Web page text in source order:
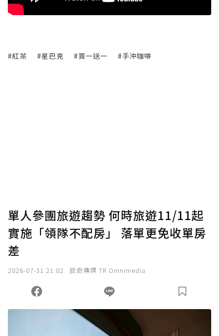
#紅茶 #星巴克 #買一送一 #手沖咖啡
單人參團旅遊趨勢 何時旅遊11/11起
實施「領隊不配房」 落單更免收單房
差
2026-07-31 21:02 旅奇傳媒 TR Omnimedia